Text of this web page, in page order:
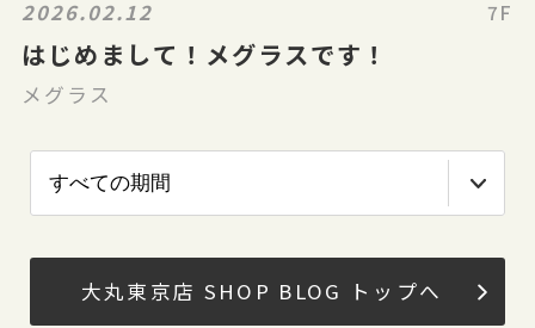
2026.02.12 7F
はじめまして！メグラスです！
メグラス
大丸東京店 SHOP BLOG トップへ